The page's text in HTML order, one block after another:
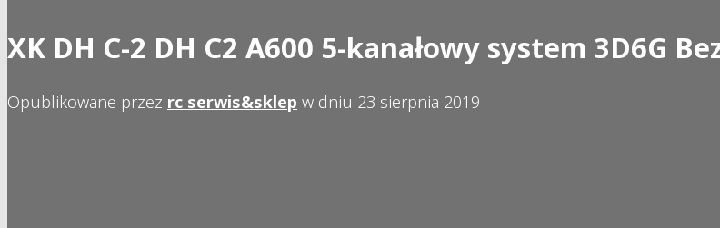
XK DH C-2 DH C2 A600 5-kanałowy system 3D6G
Opublikowane przez rc serwis&sklep w dniu 23 sierpnia 2019